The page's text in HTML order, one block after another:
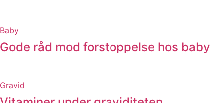
Baby
Gode råd mod forstoppelse hos baby
Gravid